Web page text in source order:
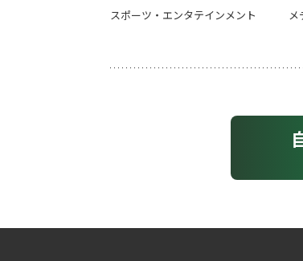
スポーツ・エンタテインメント
メ